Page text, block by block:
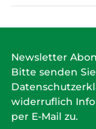
Newsletter
Bitte senden
widerruflich
per E-Mail zu.